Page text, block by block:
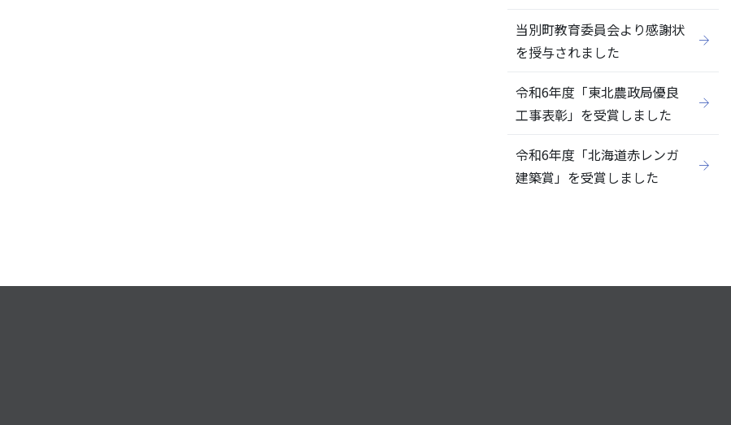
当別町教育委員会より感謝状
を授与されました
令和6年度「東北農政局優良
工事表彰」を受賞しました
令和6年度「北海道赤レンガ
建築賞」を受賞しました